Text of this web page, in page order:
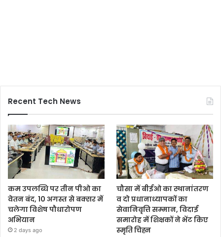
Recent Tech News
कम उपलब्धि पर तीन पीओ का
वेतन बंद, 10 अगस्त से बक्सर में
चलेगा विशेष पौधारोपण
अभियान
2 days ago
चौसा में बीईओ का स्थानांतरण
व दो प्रधानाध्यापकों का
सेवानिवृत्ति सम्मान, विदाई
समारोह में शिक्षकों ने भेंट किए
स्मृति चिह्न